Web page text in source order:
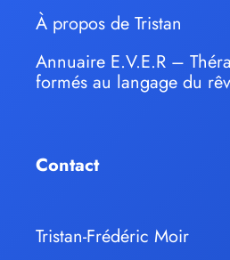
À propos de Tristan
Annuaire E.V.E.R –
formés au langage du
Contact
Tristan-Frédéric Moir